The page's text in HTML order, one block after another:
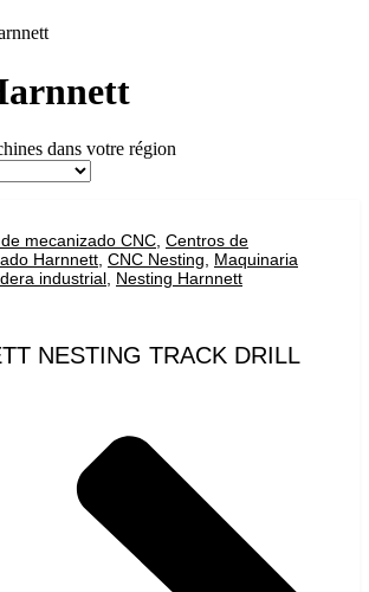
dans votre région
mecanizado CNC, Centros de
Harnnett, CNC Nesting, Maquinaria
industrial, Nesting Harnnett
NESTING TRACK DRILL